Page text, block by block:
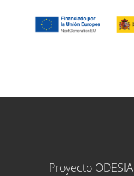
Proyecto ODESIA
Proyecto ODESIA